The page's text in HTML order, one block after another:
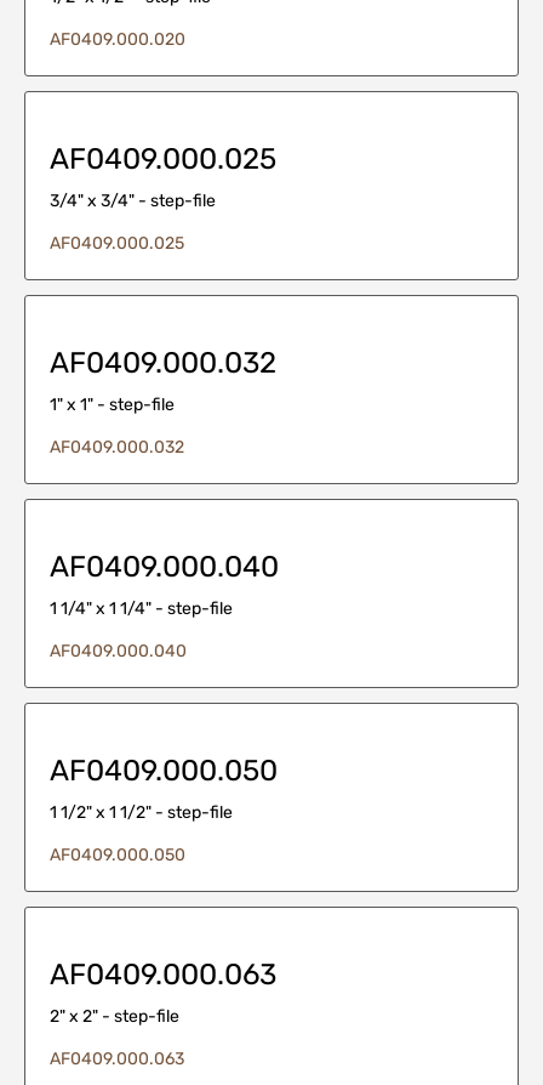
AF0409.000.020
AF0409.000.025
3/4" x 3/4" - step-file
AF0409.000.025
AF0409.000.032
1" x 1" - step-file
AF0409.000.032
AF0409.000.040
1 1/4" x 1 1/4" - step-file
AF0409.000.040
AF0409.000.050
1 1/2" x 1 1/2" - step-file
AF0409.000.050
AF0409.000.063
2" x 2" - step-file
AF0409.000.063